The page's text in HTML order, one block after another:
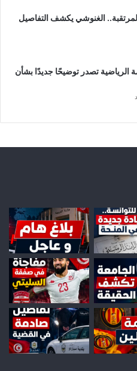
الغنوشي يكشف التفاصيل
الرياضية تصدر توضيحًا جديدًا بشأن